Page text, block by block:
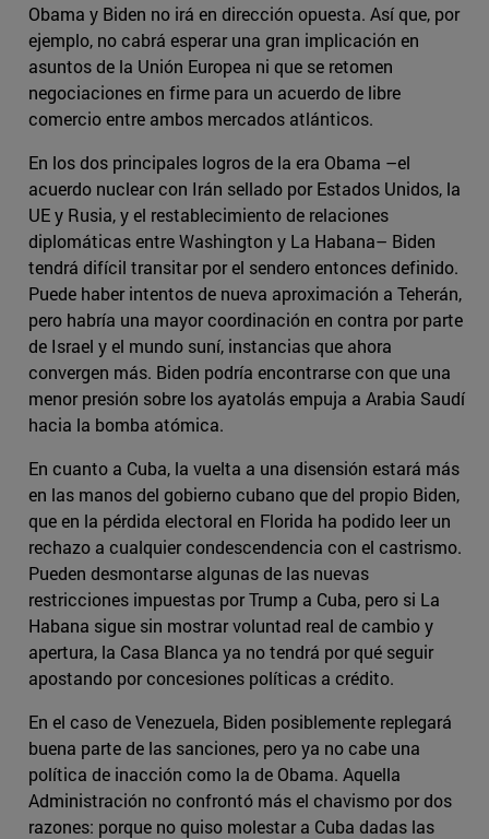
Obama y Biden no irá en dirección opuesta. Así que, por
ejemplo, no cabrá esperar una gran implicación en
asuntos de la Unión Europea ni que se retomen
negociaciones en firme para un acuerdo de libre
comercio entre ambos mercados atlánticos.
En los dos principales logros de la era Obama –el
acuerdo nuclear con Irán sellado por Estados Unidos, la
UE y Rusia, y el restablecimiento de relaciones
diplomáticas entre Washington y La Habana– Biden
tendrá difícil transitar por el sendero entonces definido.
Puede haber intentos de nueva aproximación a Teherán,
pero habría una mayor coordinación en contra por parte
de Israel y el mundo suní, instancias que ahora
convergen más. Biden podría encontrarse con que una
menor presión sobre los ayatolás empuja a Arabia Saudí
hacia la bomba atómica.
En cuanto a Cuba, la vuelta a una disensión estará más
en las manos del gobierno cubano que del propio Biden,
que en la pérdida electoral en Florida ha podido leer un
rechazo a cualquier condescendencia con el castrismo.
Pueden desmontarse algunas de las nuevas
restricciones impuestas por Trump a Cuba, pero si La
Habana sigue sin mostrar voluntad real de cambio y
apertura, la Casa Blanca ya no tendrá por qué seguir
apostando por concesiones políticas a crédito.
En el caso de Venezuela, Biden posiblemente replegará
buena parte de las sanciones, pero ya no cabe una
política de inacción como la de Obama. Aquella
Administración no confrontó más el chavismo por dos
razones: porque no quiso molestar a Cuba dadas las